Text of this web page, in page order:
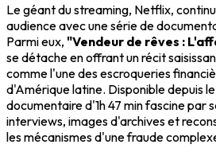
Le géant du streaming, Netflix,
audience avec une série de
Parmi eux, "Vendeur de rêves :
se détache en offrant un récit
comme l'une des escroqueries
d'Amérique latine. Disponible depuis
documentaire d'1h 47 min fascine par
interviews, images d'archives et
les mécanismes d'une fraude